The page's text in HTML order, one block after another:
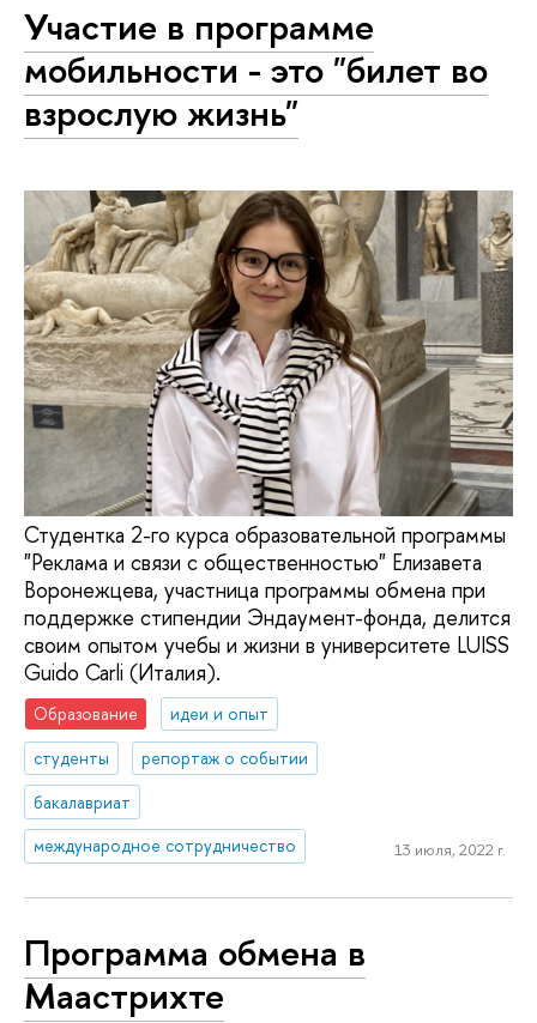
Участие в программе
мобильности - это "билет во
взрослую жизнь"
Студентка 2-го курса образовательной программы
"Реклама и связи с общественностью" Елизавета
Воронежцева, участница программы обмена при
поддержке стипендии Эндаумент-фонда, делится
своим опытом учебы и жизни в университете LUISS
Guido Carli (Италия).
Образование
идеи и опыт
студенты
репортаж о событии
бакалавриат
международное сотрудничество
13 июля, 2022 г.
Программа обмена в
Маастрихте